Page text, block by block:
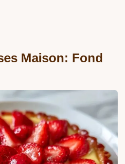
Maison: Fond